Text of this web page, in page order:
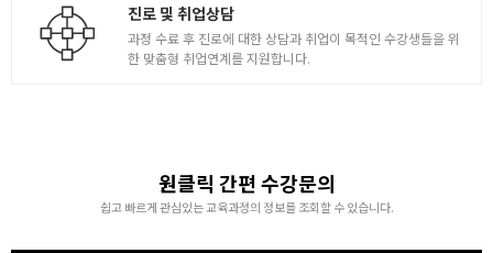
진로 및 취업상담
과정 수료 후 진로에 대한 상담과 취업이 목적인 수강생들을 위
한 맞춤형 취업연계를 지원합니다.
원클릭 간편 수강문의
쉽고 빠르게 관심있는 교육과정의 정보를 조회할 수 있습니다.